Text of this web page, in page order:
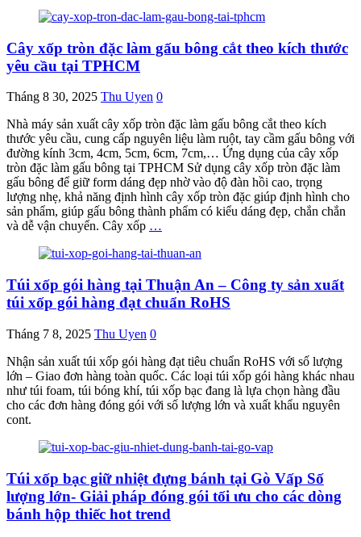
Cây xốp tròn đặc làm gấu bông cắt theo kích thước
yêu cầu tại TPHCM
Tháng 8 30, 2025 Thu Uyen 0
Nhà máy sản xuất cây xốp tròn đặc làm gấu bông cắt theo kích
thước yêu cầu, cung cấp nguyên liệu làm ruột, tay cầm gấu bông với
đường kính 3cm, 4cm, 5cm, 6cm, 7cm,… Ứng dụng của cây xốp
tròn đặc làm gấu bông tại TPHCM Sử dụng cây xốp tròn đặc làm
gấu bông để giữ form dáng đẹp nhờ vào độ đàn hồi cao, trọng
lượng nhẹ, khả năng định hình cây xốp tròn đặc giúp định hình cho
sản phẩm, giúp gấu bông thành phẩm có kiểu dáng đẹp, chắn chắn
và dễ vận chuyển. Cây xốp …
Túi xốp gói hàng tại Thuận An – Công ty sản xuất
túi xốp gói hàng đạt chuẩn RoHS
Tháng 7 8, 2025 Thu Uyen 0
Nhận sản xuất túi xốp gói hàng đạt tiêu chuẩn RoHS với số lượng
lớn – Giao đơn hàng toàn quốc. Các loại túi xốp gói hàng khác nhau
như túi foam, túi bóng khí, túi xốp bạc đang là lựa chọn hàng đầu
cho các đơn hàng đóng gói với số lượng lớn và xuất khẩu nguyên
cont.
Túi xốp bạc giữ nhiệt đựng bánh tại Gò Vấp Số
lượng lớn- Giải pháp đóng gói tối ưu cho các dòng
bánh hộp thiếc hot trend